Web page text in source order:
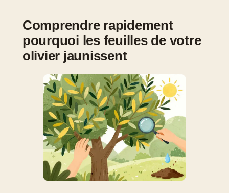
Comprendre rapidement
pourquoi les feuilles de votre
olivier jaunissent